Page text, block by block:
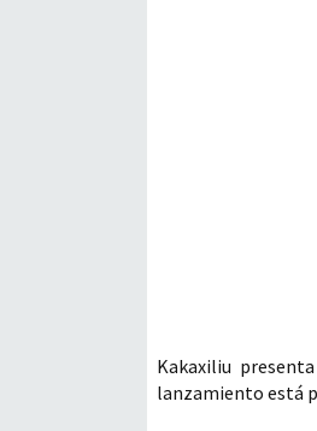
Kakaxiliu
lanzamiento está